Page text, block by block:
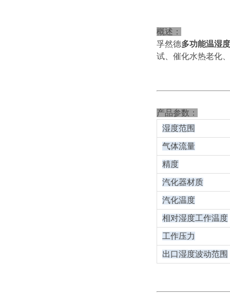
概述：
孚然德多功能温湿
试、催化水热老化
产品参数：
湿度范围
气体流量
精度
汽化器材质
汽化温度
相对湿度工作温度
工作压力
出口湿度波动范围